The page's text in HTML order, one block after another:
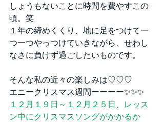
しょうもないことに時間を費やすこの
頃。笑
１年の締めくくり、地に足をつけて一
つ一つやっつけていきながら、せわし
なさに負けず過ごしたいものです。
そんな私の近々の楽しみは♡♡♡
エニークリスマス週間ーーーー✨✨✨
１２月１９日～１２月２５日、レッス
ン中にクリスマスソングがかかるか